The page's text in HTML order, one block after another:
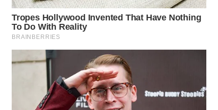
WN
PAKPAK
KARAWANG